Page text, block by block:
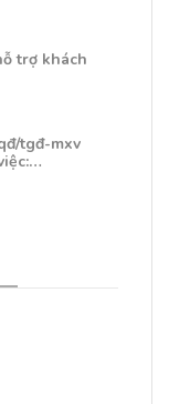
trợ khách
tgđ-mxv